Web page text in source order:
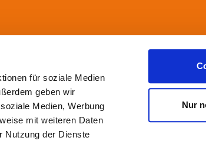
für soziale Medien
geben wir
Medien, Werbung
mit weiteren Daten
Nutzung der Dienste
Nur